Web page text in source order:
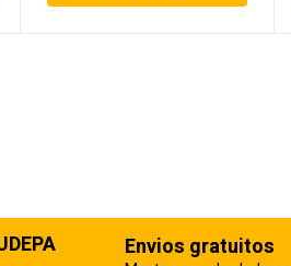
Envios gratuitos